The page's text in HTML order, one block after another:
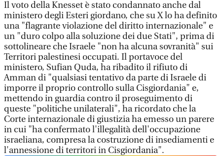
Il voto della Knesset è stato condannato anche dal
ministero degli Esteri giordano, che su X lo ha definito
una "flagrante violazione del diritto internazionale" e
un "duro colpo alla soluzione dei due Stati", prima di
sottolineare che Israele "non ha alcuna sovranità" sui
Territori palestinesi occupati. Il portavoce del
ministero, Sufian Quda, ha ribadito il rifiuto di
Amman di "qualsiasi tentativo da parte di Israele di
imporre il proprio controllo sulla Cisgiordania" e,
mettendo in guardia contro il proseguimento di
queste "politiche unilaterali", ha ricordato che la
Corte internazionale di giustizia ha emesso un parere
in cui "ha confermato l'illegalità dell'occupazione
israeliana, compresa la costruzione di insediamenti e
l'annessione di territori in Cisgiordania".